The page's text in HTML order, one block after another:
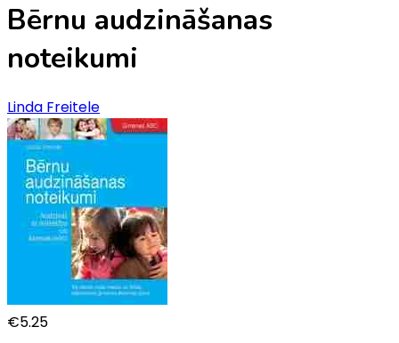
Bērnu audzināšanas
noteikumi
Linda Freitele
€5.25